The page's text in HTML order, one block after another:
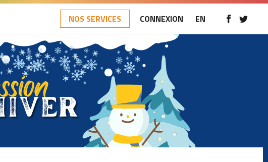
NOS SERVICES CONNEXION EN